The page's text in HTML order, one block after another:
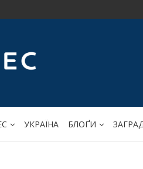
УКРАЇНА БЛОҐИ